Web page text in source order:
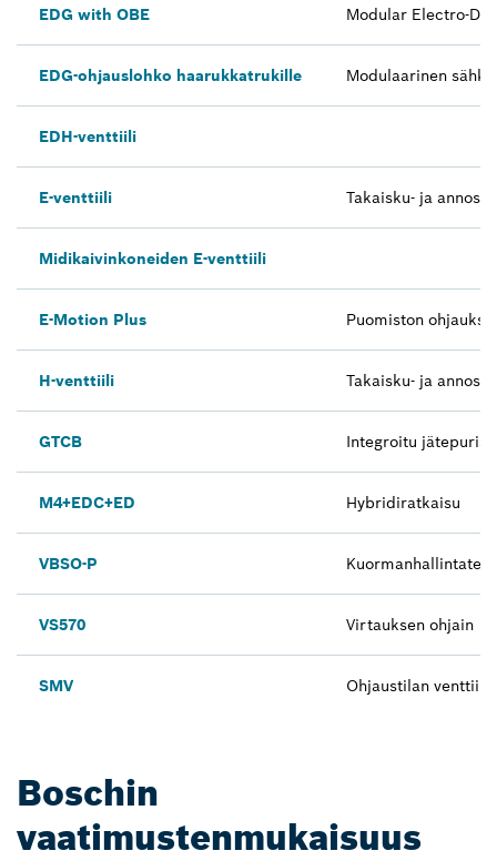
EDG with OBE Modular Electro-
EDG-ohjauslohko haarukkatrukille Modulaarinen
EDH-venttiili
E-venttiili Takaisku- ja
Midikaivinkoneiden E-venttiili
E-Motion Plus Puomiston
H-venttiili Takaisku- ja
GTCB Integroitu
M4+EDC+ED Hybridiratkaisu
VBSO-P
VS570 Virtauksen ohjain
SMV Ohjaustilan venttiili
Boschin
vaatimustenmukaisuus